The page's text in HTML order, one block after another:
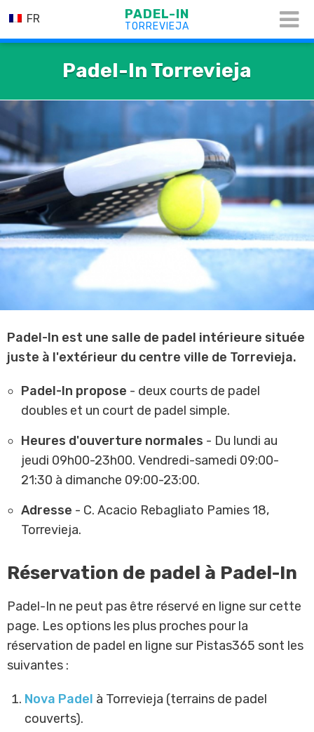
PADEL-IN
TORREVIEJA
FR
Padel-In Torrevieja
Padel-In est une salle de padel intérieure située
juste à l'extérieur du centre ville de Torrevieja.
Padel-In propose - deux courts de padel
doubles et un court de padel simple.
Heures d'ouverture normales - Du lundi au
jeudi 09h00-23h00. Vendredi-samedi 09:00-
21:30 à dimanche 09:00-23:00.
Adresse - C. Acacio Rebagliato Pamies 18,
Torrevieja.
Réservation de padel à Padel-In
Padel-In ne peut pas être réservé en ligne sur cette
page. Les options les plus proches pour la
réservation de padel en ligne sur Pistas365 sont les
suivantes :
Nova Padel à Torrevieja (terrains de padel
couverts).